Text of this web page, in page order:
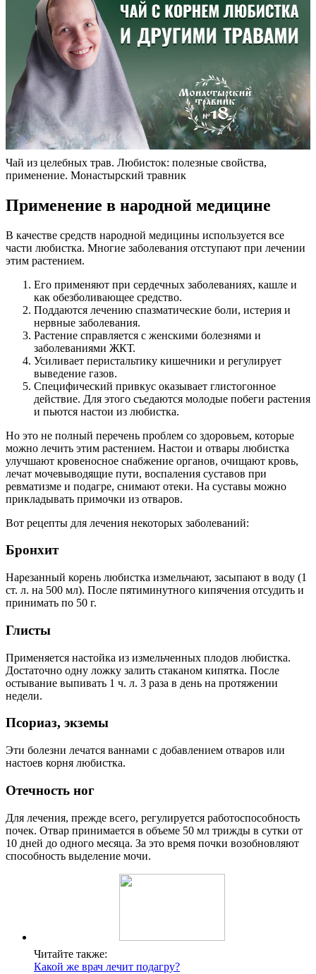
Чай из целебных трав. Любисток: полезные свойства,
применение. Монастырский травник
Применение в народной медицине
В качестве средств народной медицины используется все
части любистка. Многие заболевания отступают при лечении
этим растением.
Его применяют при сердечных заболеваниях, кашле и
как обезболивающее средство.
Поддаются лечению спазматические боли, истерия и
нервные заболевания.
Растение справляется с женскими болезнями и
заболеваниями ЖКТ.
Усиливает перистальтику кишечники и регулирует
выведение газов.
Специфический привкус оказывает глистогонное
действие. Для этого съедаются молодые побеги растения
и пьются настои из любистка.
Но это не полный перечень проблем со здоровьем, которые
можно лечить этим растением. Настои и отвары любистка
улучшают кровеносное снабжение органов, очищают кровь,
лечат мочевыводящие пути, воспаления суставов при
ревматизме и подагре, снимают отеки. На суставы можно
прикладывать примочки из отваров.
Вот рецепты для лечения некоторых заболеваний:
Бронхит
Нарезанный корень любистка измельчают, засыпают в воду (1
ст. л. на 500 мл). После пятиминутного кипячения отсудить и
принимать по 50 г.
Глисты
Применяется настойка из измельченных плодов любистка.
Достаточно одну ложку залить стаканом кипятка. После
остывание выпивать 1 ч. л. 3 раза в день на протяжении
недели.
Псориаз, экземы
Эти болезни лечатся ваннами с добавлением отваров или
настоев корня любистка.
Отечность ног
Для лечения, прежде всего, регулируется работоспособность
почек. Отвар принимается в объеме 50 мл трижды в сутки от
10 дней до одного месяца. За это время почки возобновляют
способность выделение мочи.
Читайте также:
Какой же врач лечит подагру?